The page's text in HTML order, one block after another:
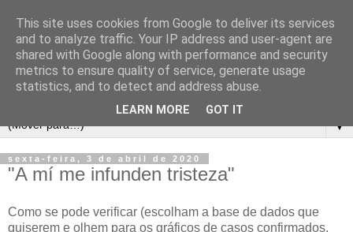
▼
sexta-feira, 3 de abril de 2020
"A mí me infunden tristeza"
Como se pode verificar (escolham a base de dados que
quiserem e olhem para os gráficos de casos confirmados,
This site uses cookies from Google to deliver its services
and to analyze traffic. Your IP address and user-agent are
shared with Google along with performance and security
metrics to ensure quality of service, generate usage
statistics, and to detect and address abuse.
LEARN MORE GOT IT